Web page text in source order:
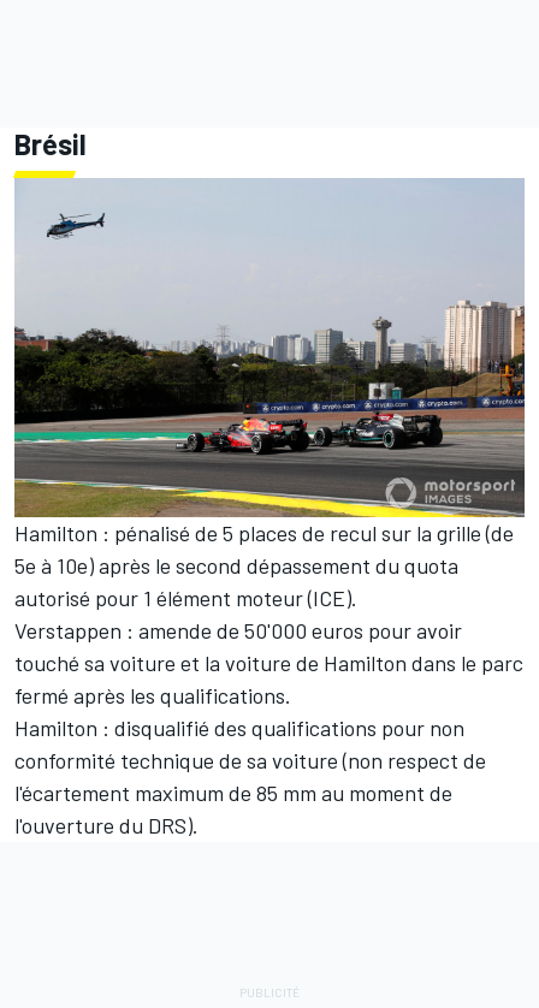
Brésil
Hamilton : pénalisé de 5 places de recul sur la grille (de
5e à 10e) après le second dépassement du quota
autorisé pour 1 élément moteur (ICE).
Verstappen : amende de 50'000 euros pour avoir
touché sa voiture et la voiture de Hamilton dans le parc
fermé après les qualifications.
Hamilton : disqualifié des qualifications pour non
conformité technique de sa voiture (non respect de
l'écartement maximum de 85 mm au moment de
l'ouverture du DRS).